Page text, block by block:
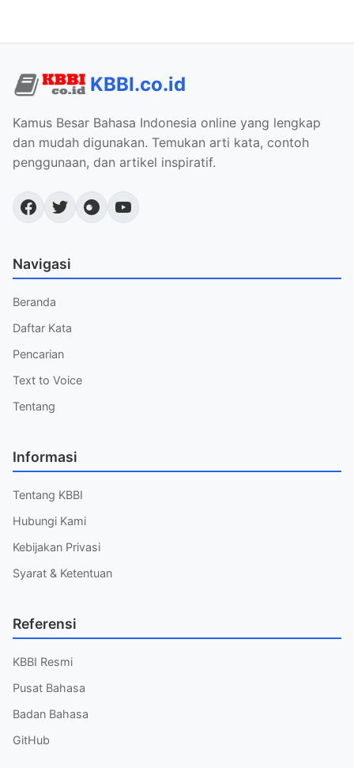
KBBI.co.id
Kamus Besar Bahasa Indonesia online yang lengkap
dan mudah digunakan. Temukan arti kata, contoh
penggunaan, dan artikel inspiratif.
Navigasi
Beranda
Daftar Kata
Pencarian
Text to Voice
Tentang
Informasi
Tentang KBBI
Hubungi Kami
Kebijakan Privasi
Syarat & Ketentuan
Referensi
KBBI Resmi
Pusat Bahasa
Badan Bahasa
GitHub